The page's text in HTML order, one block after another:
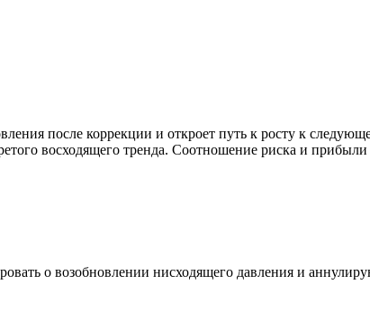
после коррекции и откроет путь к росту к
восходящего тренда. Соотношение риска и
о возобновлении нисходящего давления и